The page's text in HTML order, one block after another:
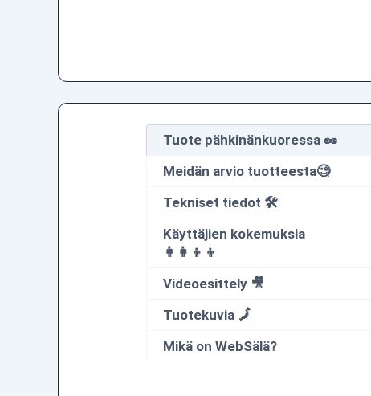
Tuote pähkinänkuoressa 🥜
Meidän arvio tuotteesta🧐
Tekniset tiedot 🛠
Käyttäjien kokemuksia
👩‍👩‍👦‍👦
Videoesittely 🎥
Tuotekuvia 🗾
Mikä on WebSälä?